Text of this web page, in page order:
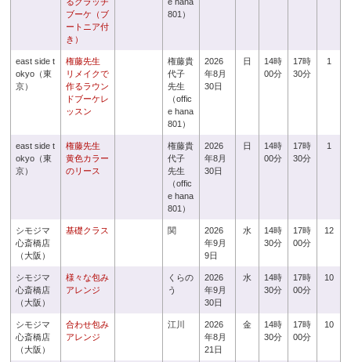
ブーケ（ブ
ートニア付
き）
801）
east side t
okyo（東
京）
権藤先生
リメイクで
作るラウン
ドブーケレ
ッスン
権藤貴
代子
先生
（offic
e hana
801）
2026
年8月
30日
日
14時
00分
17時
30分
1
east side t
okyo（東
京）
権藤先生
黄色カラー
のリース
権藤貴
代子
先生
（offic
e hana
801）
2026
年8月
30日
日
14時
00分
17時
30分
1
シモジマ
心斎橋店
（大阪）
基礎クラス 関
2026
年9月
9日
水
14時
30分
17時
00分
12
シモジマ
心斎橋店
（大阪）
様々な包み
アレンジ
くらの
う
2026
年9月
30日
水
14時
30分
17時
00分
10
シモジマ
心斎橋店
（大阪）
合わせ包み
アレンジ
江川
2026
年8月
21日
金
14時
30分
17時
00分
10